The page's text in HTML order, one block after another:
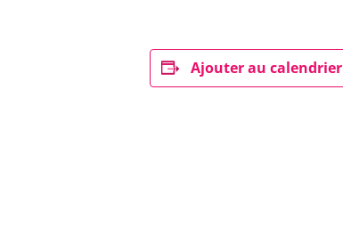
Ajouter au calendrier